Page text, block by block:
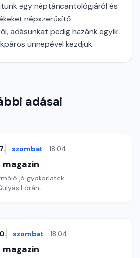
egy néptáncantológiáról és
népszerűsítő
adásunkat pedig hazánk egyik
ünnepével kezdjük.
adásai
szombat 18:04
jó gyakorlatok ...
Lóránt
szombat 18:04